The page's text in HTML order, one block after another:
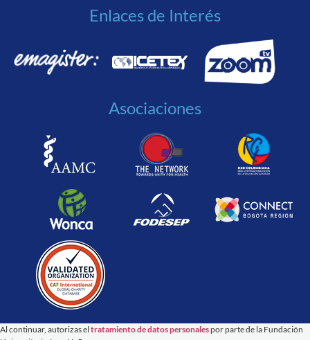
Enlaces de Interés
Asociaciones
Al continuar, autorizas el tratamiento de datos personalespor parte de la Fundación